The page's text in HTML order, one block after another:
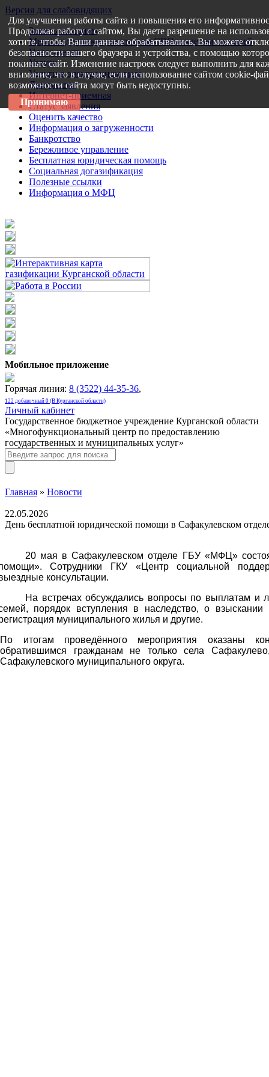
Версия для слабовидящих
Запись на прием
Меры поддержки участникам СВО и членам их семей
Пресс-центр
Услуги
Услуги в электронном виде
Документы
Интернет-приемная
Статус заявления
Оценить качество
Информация о загруженности
Банкротство
Бережливое управление
Бесплатная юридическая помощь
Социальная догазификация
Полезные ссылки
Информация о МФЦ
Мобильное приложение
Горячая линия: 8 (3522) 44-35-36,
122 добавочный 0 (В Курганской области)
Личный кабинет
Государственное бюджетное учреждение Курганской области
«Многофункциональный центр по предоставлению
государственных и муниципальных услуг»
Главная » Новости
22.05.2026
День бесплатной юридической помощи в Сафакулевском
20 мая в Сафакулевском отделе ГБУ «МФЦ»
Сотрудники ГКУ «Центр социальной
консультации.
На встречах обсуждались вопросы по выплатам и
порядок вступления в наследство, о
муниципального жилья и другие.
По итогам проведённого мероприятия оказаны
обратившимся гражданам не только села
Сафакулевского муниципального округа.
Для улучшения работы сайта и повышения его
Продолжая работу с сайтом, Вы даете разрешение на
хотите, чтобы Ваши данные обрабатывались, Вы можете
безопасности вашего браузера и устройства, с помощью
покиньте сайт. Изменение настроек следует выполнить для
внимание, что в случае, если использование сайтом cookie-
возможности сайта могут быть недоступны.
Принимаю